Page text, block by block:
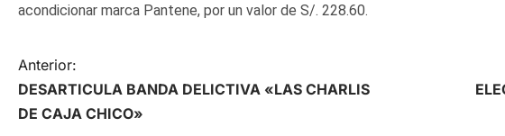
acondicionar marca Pantene, por un valor de S/. 228.60.
N
a
Anterior:
DESARTICULA BANDA DELICTIVA «LAS CHARLIS
DE CAJA CHICO»